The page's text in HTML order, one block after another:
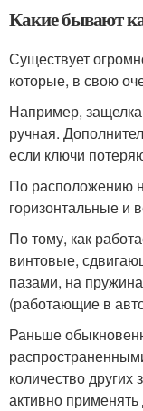
Какие бывают
Существует
которые, в свою
Например,
ручная.
если ключи
По расположению
горизонтальные и
По тому, как
винтовые,
пазами, на
(работающие в
Раньше
количество
активно